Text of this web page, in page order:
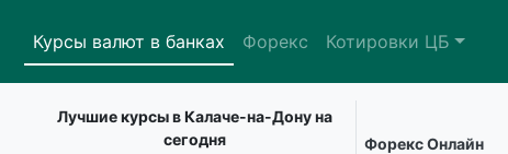
Курсы валют в банках Форекс Котировки ЦБ
Лучшие курсы в Калаче-на-Дону на
сегодня
Форекс Онлайн